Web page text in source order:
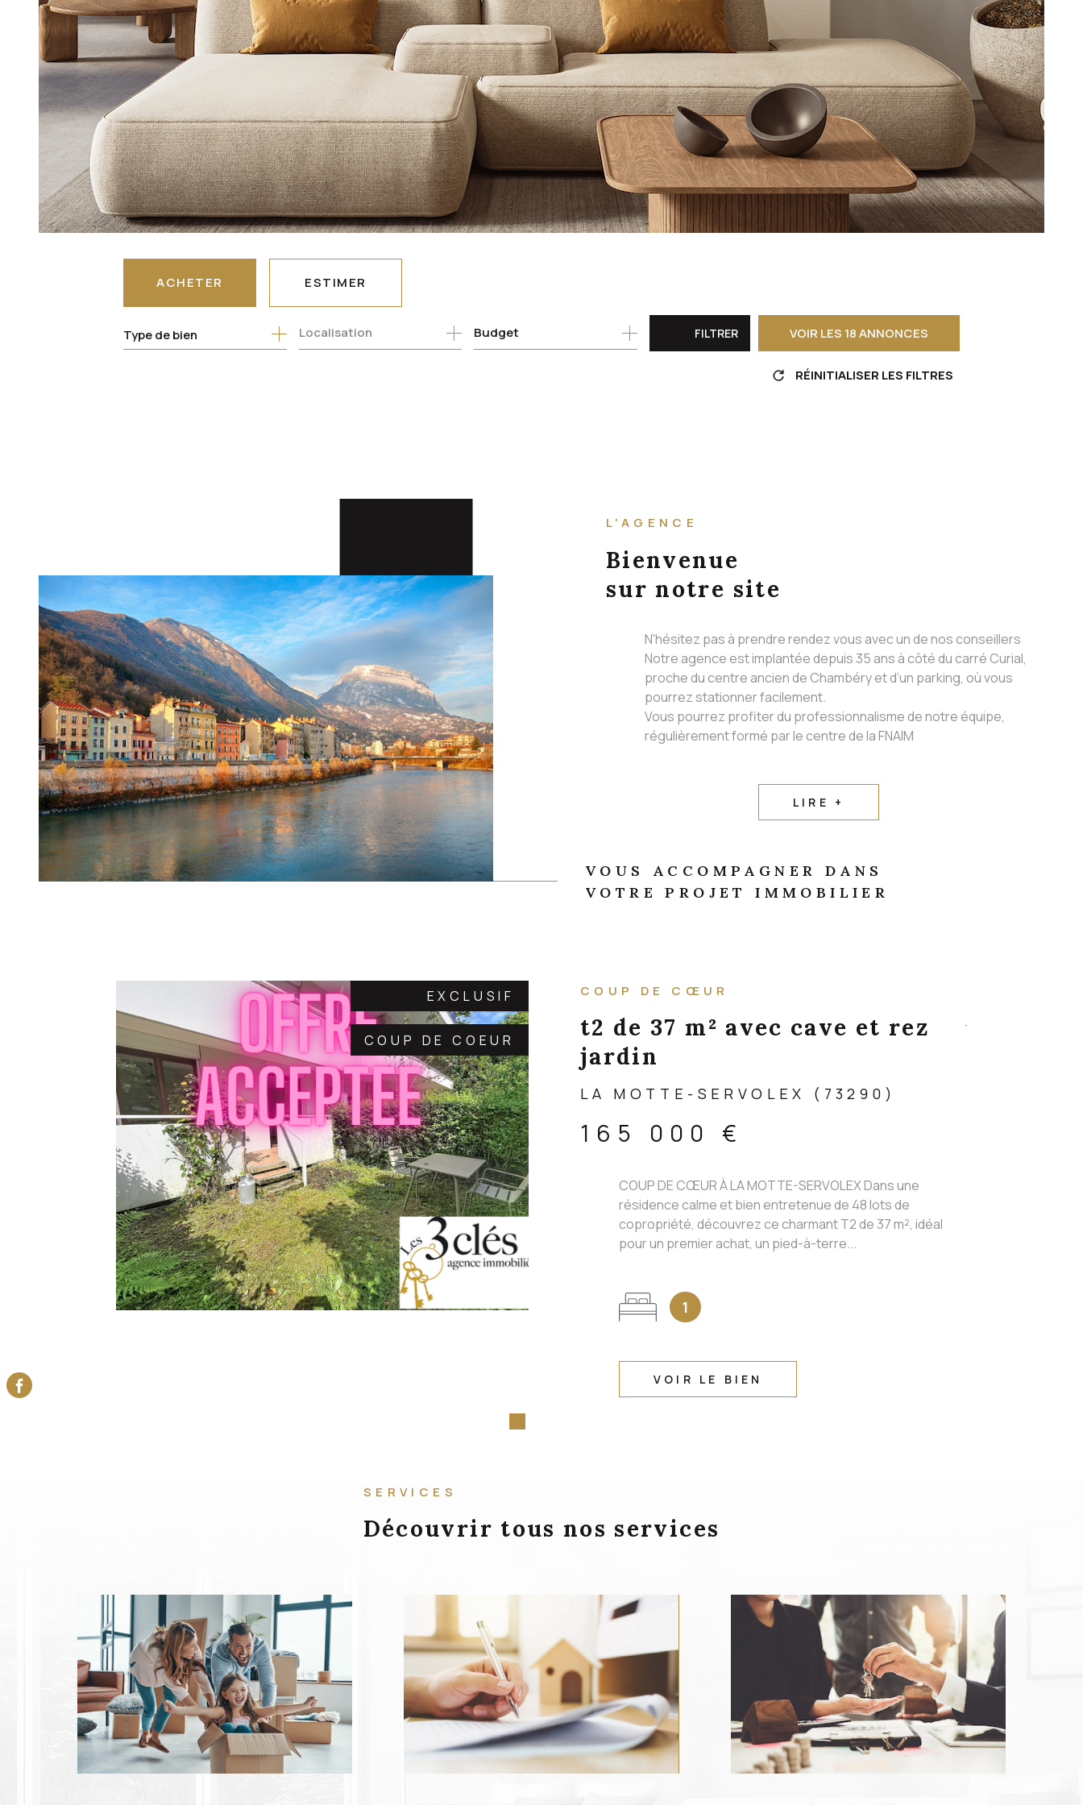
CONTACT
ACHETER
DE L'ANCIEN
ESTIMER
Type de bien Budget FILTRER VOIR LES 18ANNONCES
RÉINITIALISER LES FILTRES
L'AGENCE
Bienvenue
sur notre site
N'hésitez pas à prendre rendez vous avec un de nos conseillers
Notre agence est implantée depuis 35 ans à côté du carré Curial,
proche du centre ancien de Chambéry et d’un parking, où vous
pourrez stationner facilement.
Vous pourrez profiter du professionnalisme de notre équipe,
régulièrement formé par le centre de la FNAIM
LIRE +
VOUS ACCOMPAGNER DANS
VOTRE PROJET IMMOBILIER
EXCLUSIF
COUP DE COEUR
COUP DE CŒUR
t2 de 37 m² avec cave et rez
jardin
LA MOTTE-SERVOLEX (73290)
165 000 €
COUP DE CŒUR À LA MOTTE-SERVOLEX Dans une
résidence calme et bien entretenue de 48 lots de
copropriété, découvrez ce charmant T2 de 37 m², idéal
pour un premier achat, un pied-à-terre...
1
VOIR LE BIEN
SERVICES
Découvrir tous nos services